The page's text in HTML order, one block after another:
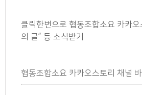
클릭한번으로 협동조합소요 카카
의 글” 등 소식받기
협동조합소요 카카오스토리 채널 바